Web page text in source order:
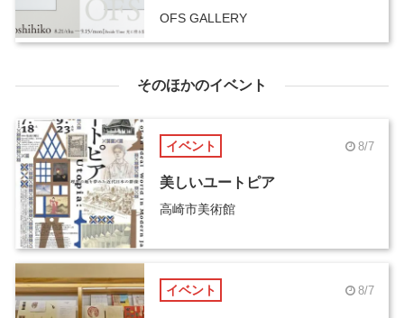
OFS GALLERY
そのほかのイベント
イベント 8/7
美しいユートピア
高崎市美術館
イベント 8/7